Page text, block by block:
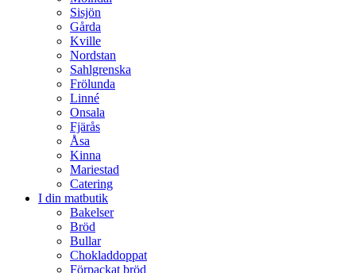
Sisjön
Gårda
Kville
Nordstan
Sahlgrenska
Frölunda
Linné
Onsala
Fjärås
Åsa
Kinna
Mariestad
Catering
I din matbutik
Bakelser
Bröd
Bullar
Chokladdoppat
Förpackat bröd